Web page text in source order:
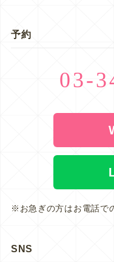
予約
03-
※お急ぎの方はお電話で
SNS